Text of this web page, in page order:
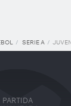
SERIE A
PARTIDA